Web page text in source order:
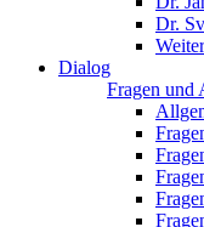
Dr.
Dialog
Fragen und